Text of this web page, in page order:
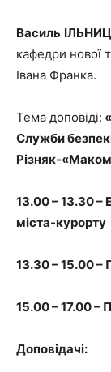
Василь
кафедри нової
Івана Франка.
Тема доповіді:
Служби
Різняк-
13.00 – 13.30 –
міста-курорту
13.30 – 15.00 –
15.00 – 17.00 –
Доповідачі: